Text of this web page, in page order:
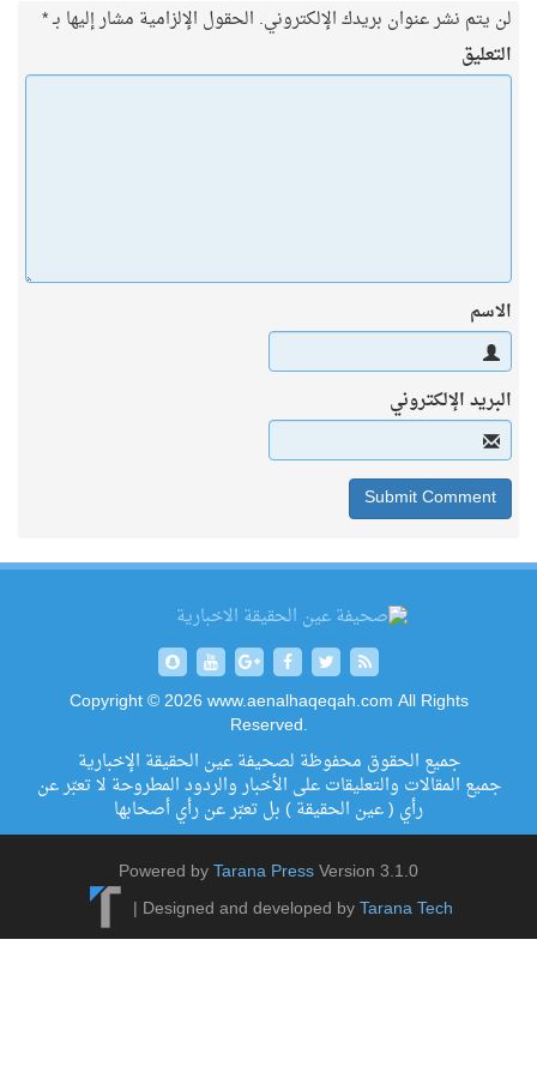
يتم نشر عنوان بريدك الإلكتروني.الحقول الإلزامية مشار إليها بـ*
الإلكتروني
Copyright © 2026 www.aenalhaqeqah.com All Rights
Reserved.
جميع الحقوق محفوظة لصحيفة عين الحقيقة الإخبارية
جميع المقالات والتعليقات على الأخبار والردود المطروحة لا تعبّر عن
رأي ( عين الحقيقة ) بل تعبّر عن رأي أصحابها
Powered byTarana PressVersion 3.1.0
Designed and developed byTarana Tech
|